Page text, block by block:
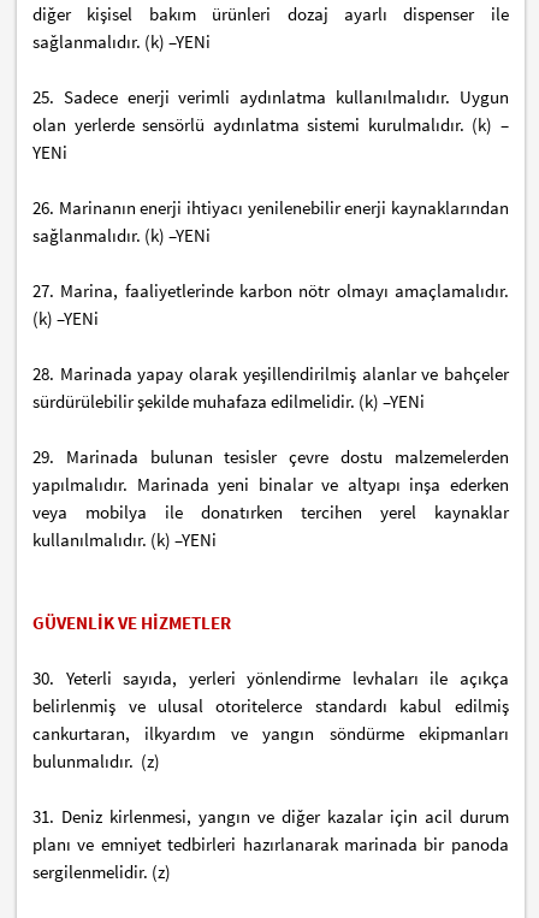
diğer kişisel bakım ürünleri dozaj ayarlı dispenser ile
sağlanmalıdır. (k) –YENi
25. Sadece enerji verimli aydınlatma kullanılmalıdır. Uygun
olan yerlerde sensörlü aydınlatma sistemi kurulmalıdır. (k) –
YENi
26. Marinanın enerji ihtiyacı yenilenebilir enerji kaynaklarından
sağlanmalıdır. (k) –YENi
27. Marina, faaliyetlerinde karbon nötr olmayı amaçlamalıdır.
(k) –YENi
28. Marinada yapay olarak yeşillendirilmiş alanlar ve bahçeler
sürdürülebilir şekilde muhafaza edilmelidir. (k) –YENi
29. Marinada bulunan tesisler çevre dostu malzemelerden
yapılmalıdır. Marinada yeni binalar ve altyapı inşa ederken
veya mobilya ile donatırken tercihen yerel kaynaklar
kullanılmalıdır. (k) –YENi
GÜVENLİK VE HİZMETLER
30. Yeterli sayıda, yerleri yönlendirme levhaları ile açıkça
belirlenmiş ve ulusal otoritelerce standardı kabul edilmiş
cankurtaran, ilkyardım ve yangın söndürme ekipmanları
bulunmalıdır. (z)
31. Deniz kirlenmesi, yangın ve diğer kazalar için acil durum
planı ve emniyet tedbirleri hazırlanarak marinada bir panoda
sergilenmelidir. (z)